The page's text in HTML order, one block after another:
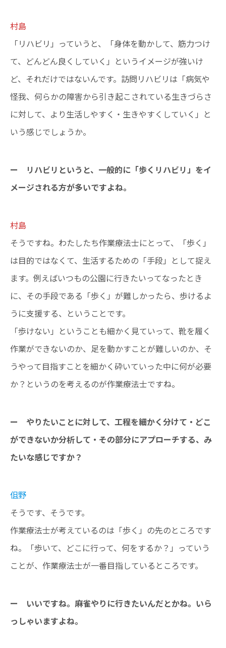
村島
「リハビリ」っていうと、「身体を動かして、筋力つけ
て、どんどん良くしていく」というイメージが強いけ
ど、それだけではないんです。訪問リハビリは「病気や
怪我、何らかの障害から引き起こされている生きづらさ
に対して、より生活しやすく・生きやすくしていく」と
いう感じでしょうか。
ー リハビリというと、一般的に「歩くリハビリ」をイ
メージされる方が多いですよね。
村島
そうですね。わたしたち作業療法士にとって、「歩く」
は目的ではなくて、生活するための「手段」として捉え
ます。例えばいつもの公園に行きたいってなったとき
に、その手段である「歩く」が難しかったら、歩けるよ
うに支援する、ということです。
「歩けない」ということも細かく見ていって、靴を履く
作業ができないのか、足を動かすことが難しいのか、そ
うやって目指すことを細かく砕いていった中に何が必要
か？というのを考えるのが作業療法士ですね。
ー やりたいことに対して、工程を細かく分けて・どこ
ができないか分析して・その部分にアプローチする、み
たいな感じですか？
伹野
そうです、そうです。
作業療法士が考えているのは「歩く」の先のところです
ね。「歩いて、どこに行って、何をするか？」っていう
ことが、作業療法士が一番目指しているところです。
ー いいですね。麻雀やりに行きたいんだとかね。いら
っしゃいますよね。